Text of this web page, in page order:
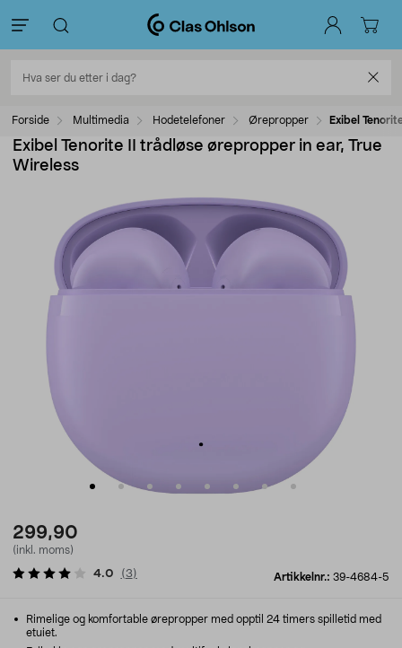
Forside Multimedia Hodetelefoner Ørepropper Exibel
Exibel Tenorite II trådløse ørepropper in ear, True
Wireless
299,90
(inkl. moms)
Artikkelnr.: 39-4684-5
4.0 (3)
Rimelige og komfortable ørepropper med opptil 24 timers spilletid med
etuiet.